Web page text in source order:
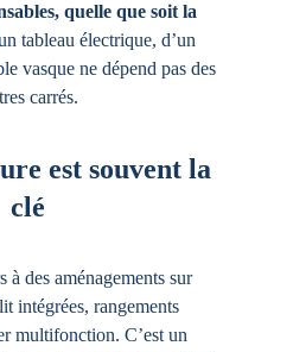
quelle que soit la
tableau électrique, d’un
vasque ne dépend pas des
carrés.
est souvent la
clé
à des aménagements sur
intégrées, rangements
multifonction. C’est un